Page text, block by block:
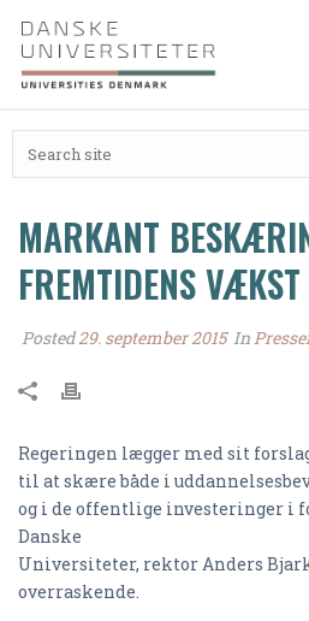
MARKANT
FREMTIDENS VÆKST
Posted29. september 2015 In
Regeringen lægger med sit
til at skære både i
og i de offentlige investeringer i
Danske
Universiteter, rektor Anders
overraskende.